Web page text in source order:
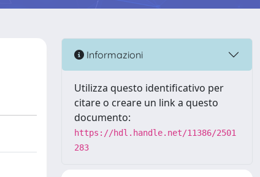
Informazioni
Utilizza questo identificativo per
citare o creare un link a questo
documento:
https://hdl.handle.net/11386/2501
283